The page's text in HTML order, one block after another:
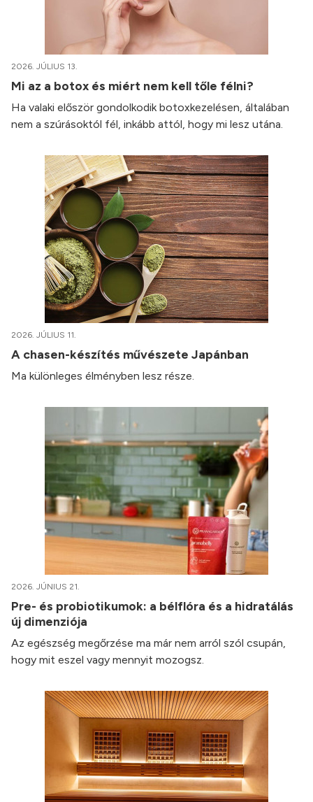
2026. JÚLIUS 13.
Mi az a botox és miért nem kell tőle félni?
Ha valaki először gondolkodik botoxkezelésen, általában
nem a szúrásoktól fél, inkább attól, hogy mi lesz utána.
2026. JÚLIUS 11.
A chasen-készítés művészete Japánban
Ma különleges élményben lesz része.
2026. JÚNIUS 21.
Pre- és probiotikumok: a bélflóra és a hidratálás
új dimenziója
Az egészség megőrzése ma már nem arról szól csupán,
hogy mit eszel vagy mennyit mozogsz.